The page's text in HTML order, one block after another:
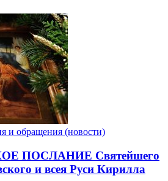
и обращения (новости)
ПОСЛАНИЕ Святейшего
и всея Руси Кирилла